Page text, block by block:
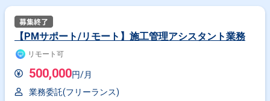
【PMサポート/リモート】施工管理アシスタント業務
リモート可
500,000円/月
業務委託(フリーランス)